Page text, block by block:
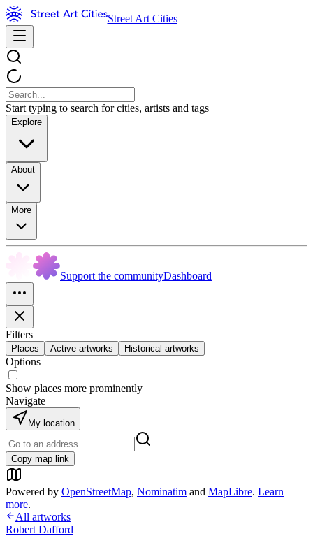
Street Art Cities
Start typing to search for cities, artists and tags
Explore
About
More
Support the communityDashboard
Filters
Places Active artworks Historical artworks
Options
Show places more prominently
Navigate
My location
Copy map link
Powered by OpenStreetMap, Nominatim and MapLibre. Learn
more.
All artworks
Robert Dafford